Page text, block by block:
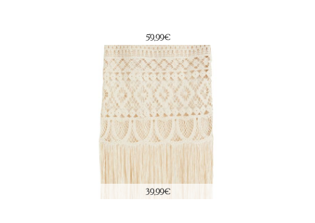
59,99€
39,99€